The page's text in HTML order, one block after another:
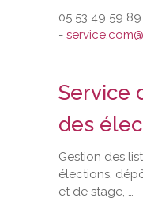
05 53 49 59 89
-
Service
des
Gestion des
élections,
et de stage, …